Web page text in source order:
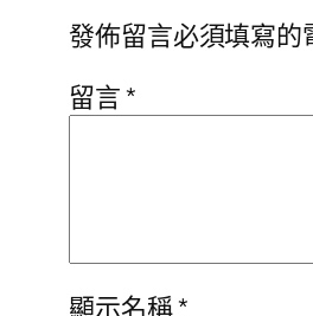
發佈留言必須填寫的
留言*
顯示名稱*